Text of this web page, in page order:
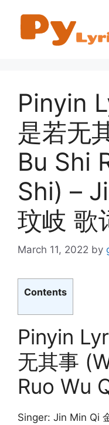
content
Pinyin
是若无
Bu Shi
Shi) –
玟岐 歌
March 11, 2022 by
Contents
Pinyin
无其事
Ruo Wu
Singer: Jin Min Qi